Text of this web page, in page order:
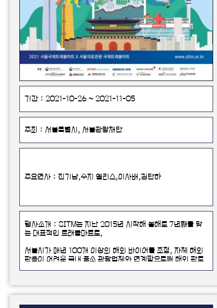
기간 : 2021-10-26 ~ 2021-11-05
주최 : 서울특별시, 서울관광재단
주요연사 : 진기남,수지 엘리스,이사배,김단하
행사소개 : SITM는 지난 2015년 시작해 올해로 7년째를 맞
는 대표적인 트래블마트로,
서울시가 매년 100개 이상의 해외 바이어를 초청, 자체 해외
판촉이 어려운 국내 중소 관광업체와 연계함으로써 해외 판로
개척을 지원하고 있다.
특히 올해는 서울관광의 미래를 이끌 뉴노멀 관광 트렌드로 떠
오르고 있는 뷰티, 의료, 웰니스 등 산업의 경쟁력을 적극 알리
기 위해 '서울의료관광 국제트래블마트(SITMMT)'와 통합 개